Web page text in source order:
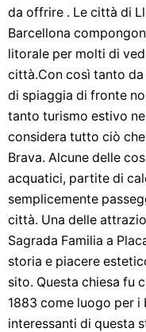
da offrire . Le città di
Barcellona
litorale per molti di
città.Con così tanto
di spiaggia di fronte
tanto turismo estivo
considera tutto ciò
Brava. Alcune delle
acquatici, partite di
semplicemente
città. Una delle
Sagrada Familia a
storia e piacere
sito. Questa chiesa fu
1883 come luogo per
interessanti di questa